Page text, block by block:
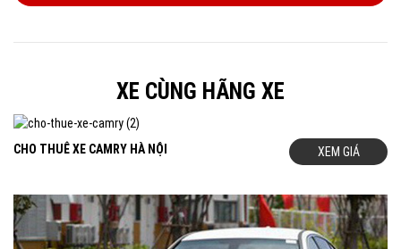
GIÁ CHO THUÊ XE MERCEDES GLC 300 Ở TẠI HÀ NỘI:
mức giá chính xác nhất vui lòng cho chúng tôi biết yêu cầu của
điểm đến, giờ đón, giờ kết thúc dự kiến của lịch trình. Dưới đây là
bảng giá cho thuê xe GLC 300
để quý khách tham khảo:
- Giá cho thuê xe đi sân bay được tính theo ca 3 tiếng, bao gồm
đón khách tại sân bay và trả khách về 01 điểm trong nội thành Hà
Nội.
XE CÙNG HÃNG XE
CHO THUÊ XE CAMRY HÀ NỘI XEM GIÁ